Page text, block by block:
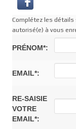
Complétez les
autorisé(e) à vous
PRÉNOM*:
EMAIL*:
RE-SAISIE
VOTRE
EMAIL*: